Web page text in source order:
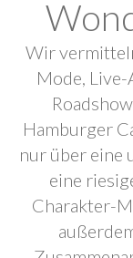
Wir
Mode,
Hamburger
nur über eine
eine
Charakter-